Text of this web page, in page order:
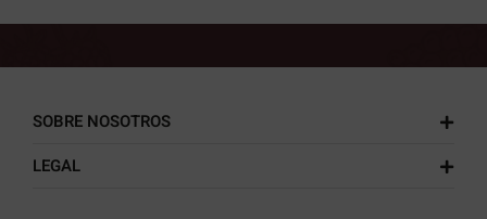
SOBRE NOSOTROS
LEGAL